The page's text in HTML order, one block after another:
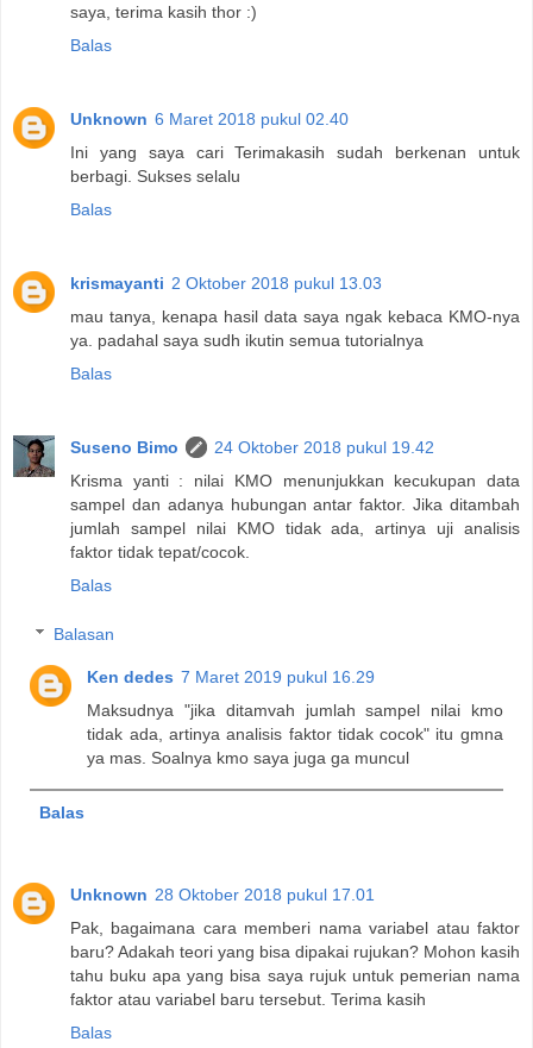
saya, terima kasih thor :)
Balas
Unknown 6 Maret 2018 pukul 02.40
Ini yang saya cari Terimakasih sudah berkenan untuk
berbagi. Sukses selalu
Balas
krismayanti 2 Oktober 2018 pukul 13.03
mau tanya, kenapa hasil data saya ngak kebaca KMO-nya
ya. padahal saya sudh ikutin semua tutorialnya
Balas
Suseno Bimo
24 Oktober 2018 pukul 19.42
Krisma yanti : nilai KMO menunjukkan kecukupan data
sampel dan adanya hubungan antar faktor. Jika ditambah
jumlah sampel nilai KMO tidak ada, artinya uji analisis
faktor tidak tepat/cocok.
Balas
Balasan
Ken dedes 7 Maret 2019 pukul 16.29
Maksudnya "jika ditamvah jumlah sampel nilai kmo
tidak ada, artinya analisis faktor tidak cocok" itu gmna
ya mas. Soalnya kmo saya juga ga muncul
Balas
Unknown 28 Oktober 2018 pukul 17.01
Pak, bagaimana cara memberi nama variabel atau faktor
baru? Adakah teori yang bisa dipakai rujukan? Mohon kasih
tahu buku apa yang bisa saya rujuk untuk pemerian nama
faktor atau variabel baru tersebut. Terima kasih
Balas